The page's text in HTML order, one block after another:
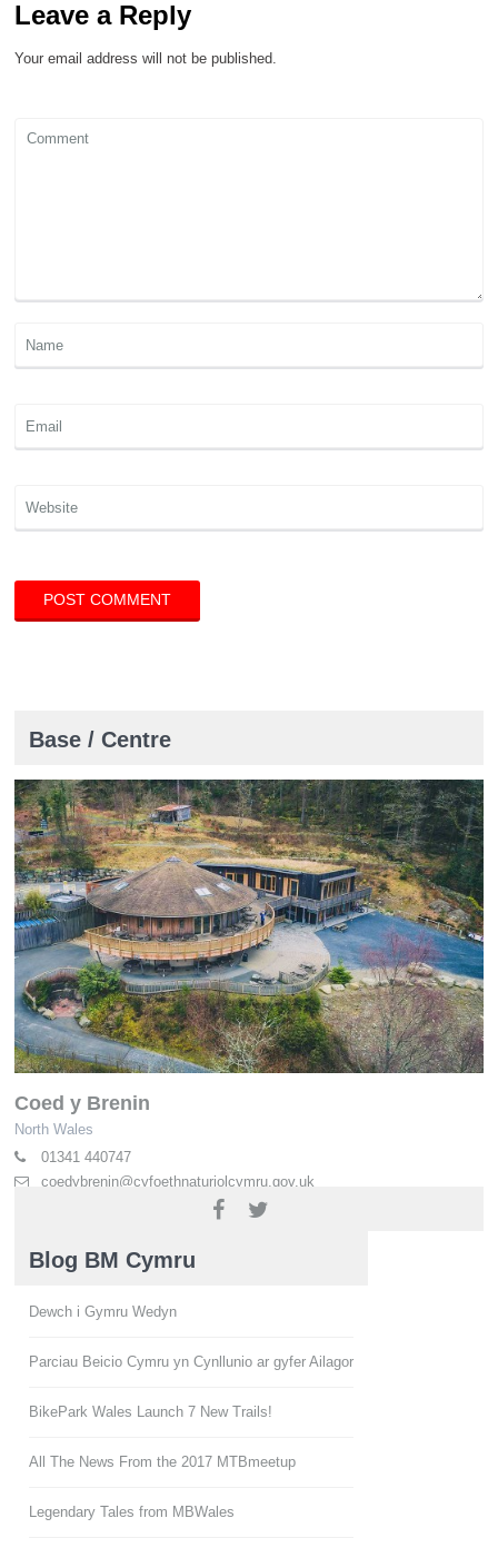
Leave a Reply
Your email address will not be published.
Base / Centre
Coed y Brenin
North Wales
01341 440747
coedybrenin@cyfoethnaturiolcymru.gov.uk
http://naturalresources.wales/coedybrenin
Blog BM Cymru
Dewch i Gymru Wedyn
Parciau Beicio Cymru yn Cynllunio ar gyfer Ailagor
BikePark Wales Launch 7 New Trails!
All The News From the 2017 MTBmeetup
Legendary Tales from MBWales